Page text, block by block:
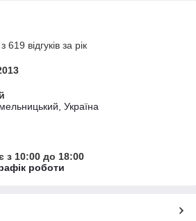
відгуків за рік
Україна
з 10:00 до 18:00
роботи